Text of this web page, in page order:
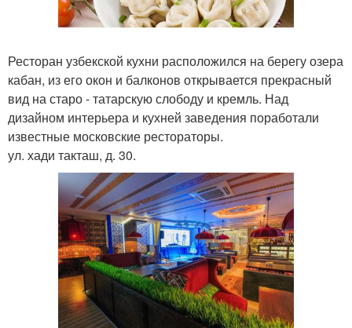
Ресторан узбекской кухни расположился на берегу озера
кабан, из его окон и балконов открывается прекрасный
вид на старо - татарскую слободу и кремль. Над
дизайном интерьера и кухней заведения поработали
известные московские рестораторы.
ул. хади такташ, д. 30.